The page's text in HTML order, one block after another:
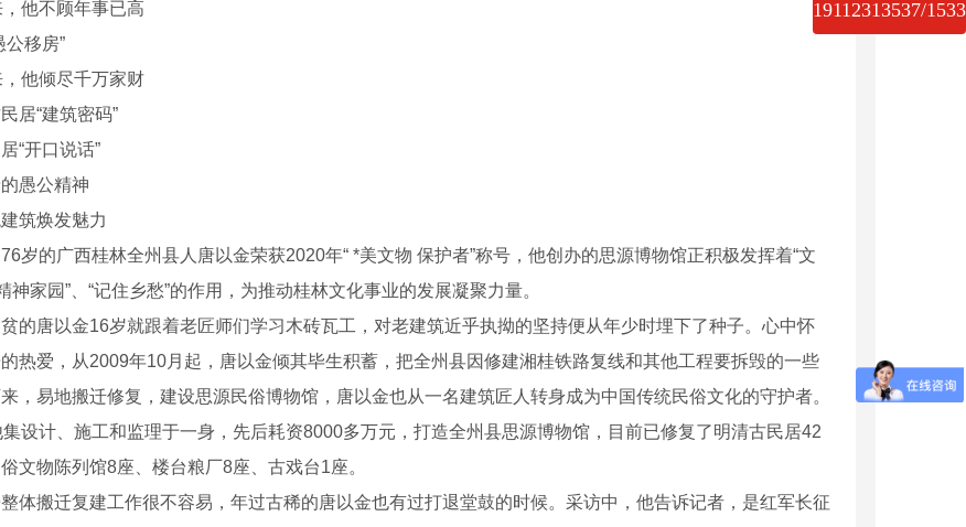
不顾年事已高
移房”
倾尽千万家财
“建筑密码”
开口说话”
愚公精神
焕发魅力
的广西桂林全州县人唐以金荣获2020年“ *美文物 保护者”称号，他创办的思源博物馆正积极发挥着“文
神家园”、“记住乡愁”的作用，为推动桂林文化事业的发展凝聚力量。
唐以金16岁就跟着老匠师们学习木砖瓦工，对老建筑近乎执拗的坚持便从年少时埋下了种子。心中怀
热爱，从2009年10月起，唐以金倾其毕生积蓄，把全州县因修建湘桂铁路复线和其他工程要拆毁的一些
，易地搬迁修复，建设思源民俗博物馆，唐以金也从一名建筑匠人转身成为中国传统民俗文化的守护者。
设计、施工和监理于一身，先后耗资8000多万元，打造全州县思源博物馆，目前已修复了明清古民居42
文物陈列馆8座、楼台粮厂8座、古戏台1座。
搬迁复建工作很不容易，年过古稀的唐以金也有过打退堂鼓的时候。采访中，他告诉记者，是红军长征
19112313537/